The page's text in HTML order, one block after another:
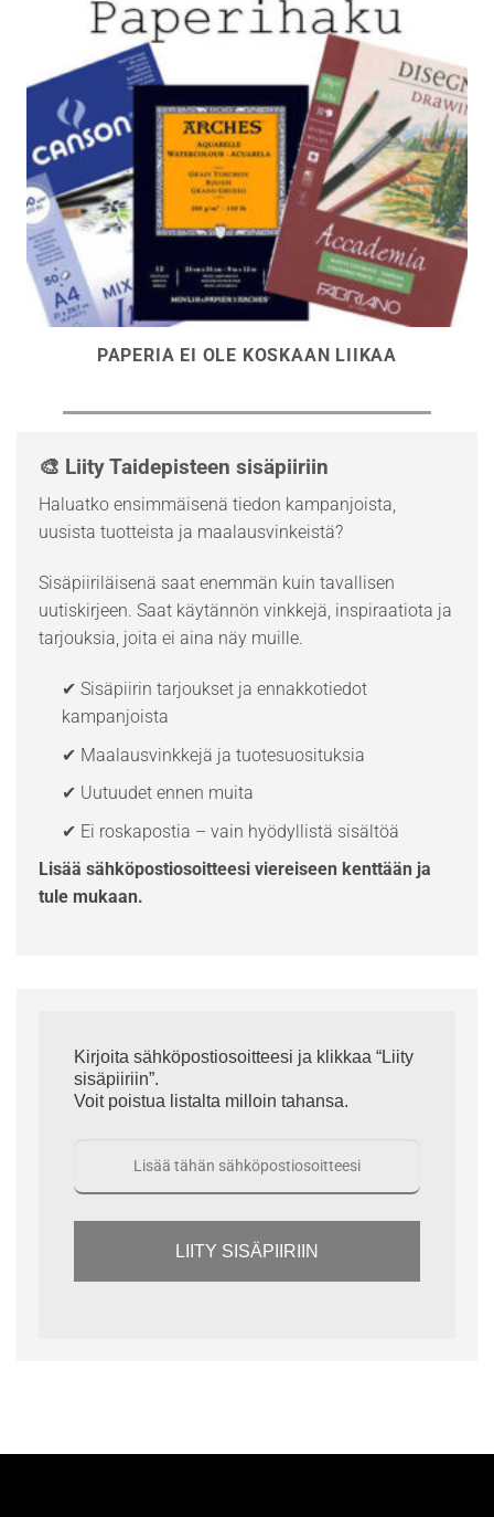
PAPERIA EI OLE KOSKAAN LIIKAA
🎨 Liity Taidepisteen sisäpiiriin
Haluatko ensimmäisenä tiedon kampanjoista,
uusista tuotteista ja maalausvinkeistä?
Sisäpiiriläisenä saat enemmän kuin tavallisen
uutiskirjeen. Saat käytännön vinkkejä, inspiraatiota ja
tarjouksia, joita ei aina näy muille.
✔ Sisäpiirin tarjoukset ja ennakkotiedot
kampanjoista
✔ Maalausvinkkejä ja tuotesuosituksia
✔ Uutuudet ennen muita
✔ Ei roskapostia – vain hyödyllistä sisältöä
Lisää sähköpostiosoitteesi viereiseen kenttään ja
tule mukaan.
Kirjoita sähköpostiosoitteesi ja klikkaa “Liity
sisäpiiriin”.
Voit poistua listalta milloin tahansa.
LIITY SISÄPIIRIIN